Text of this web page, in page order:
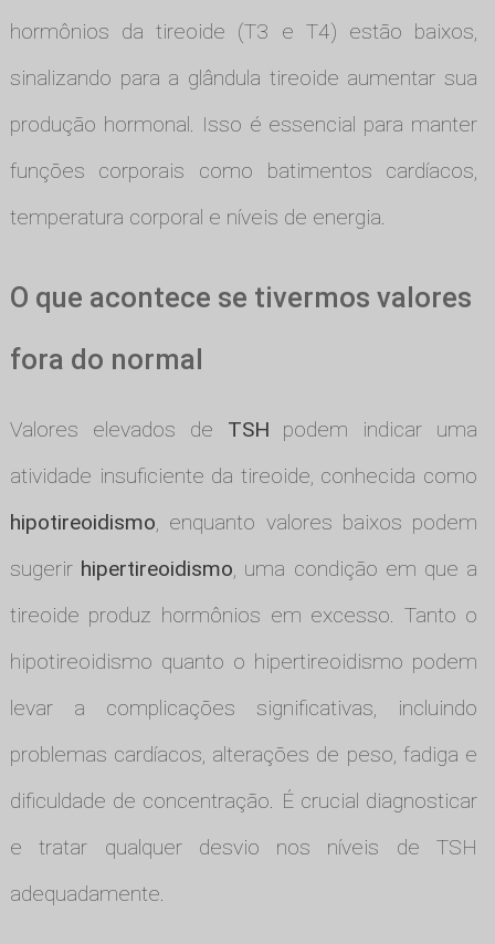
hormônios da tireoide (T3 e T4) estão baixos,
sinalizando para a glândula tireoide aumentar sua
produção hormonal. Isso é essencial para manter
funções corporais como batimentos cardíacos,
temperatura corporal e níveis de energia.
O que acontece se tivermos valores
fora do normal
Valores elevados de TSH podem indicar uma
atividade insuficiente da tireoide, conhecida como
hipotireoidismo, enquanto valores baixos podem
sugerir hipertireoidismo, uma condição em que a
tireoide produz hormônios em excesso. Tanto o
hipotireoidismo quanto o hipertireoidismo podem
levar a complicações significativas, incluindo
problemas cardíacos, alterações de peso, fadiga e
dificuldade de concentração. É crucial diagnosticar
e tratar qualquer desvio nos níveis de TSH
adequadamente.